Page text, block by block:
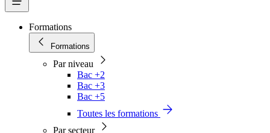
Formations
Formations
Par niveau
Bac +2
Bac +3
Bac +5
Toutes les formations
Par secteur